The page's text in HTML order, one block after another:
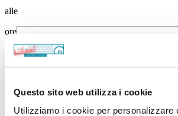
Questo sito web utilizza i cookie
Utilizziamo i cookie per personalizzare
alle
ore
Scuola
Località